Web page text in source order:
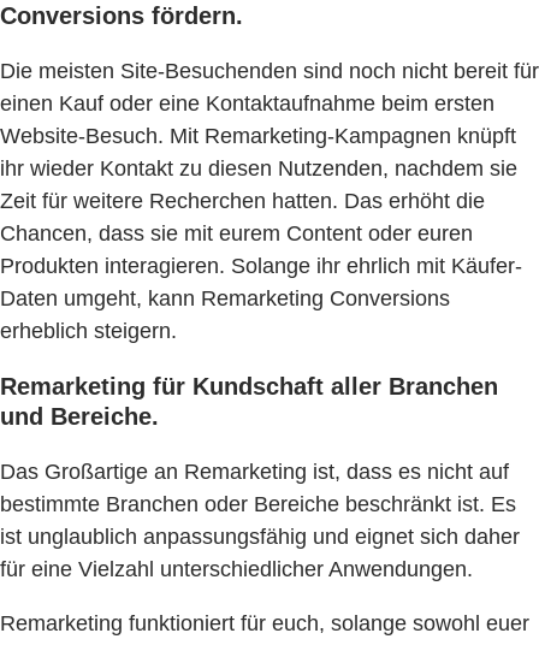
Conversions fördern.
Die meisten Site-Besuchenden sind noch nicht bereit für
einen Kauf oder eine Kontaktaufnahme beim ersten
Website-Besuch. Mit Remarketing-Kampagnen knüpft
ihr wieder Kontakt zu diesen Nutzenden, nachdem sie
Zeit für weitere Recherchen hatten. Das erhöht die
Chancen, dass sie mit eurem Content oder euren
Produkten interagieren. Solange ihr ehrlich mit Käufer-
Daten umgeht, kann Remarketing Conversions
erheblich steigern.
Remarketing für Kundschaft aller Branchen
und Bereiche.
Das Großartige an Remarketing ist, dass es nicht auf
bestimmte Branchen oder Bereiche beschränkt ist. Es
ist unglaublich anpassungsfähig und eignet sich daher
für eine Vielzahl unterschiedlicher Anwendungen.
Remarketing funktioniert für euch, solange sowohl euer